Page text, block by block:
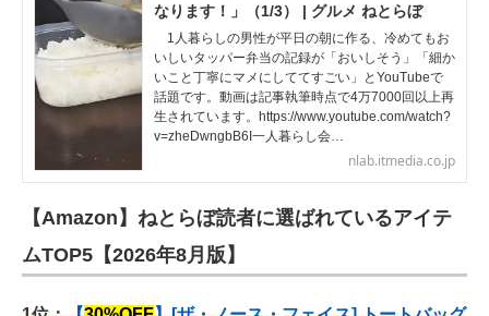
なります！」（1/3） | グルメ ねとらぼ
1人暮らしの男性が平日の朝に作る、冷めてもお
いしいタッパー弁当の記録が「おいしそう」「細か
いこと丁寧にマメにしててすごい」とYouTubeで
話題です。動画は記事執筆時点で4万7000回以上再
生されています。https://www.youtube.com/watch?
v=zheDwngbB6I一人暮らし会…
nlab.itmedia.co.jp
【Amazon】ねとらぼ読者に選ばれているアイテ
ムTOP5【2026年8月版】